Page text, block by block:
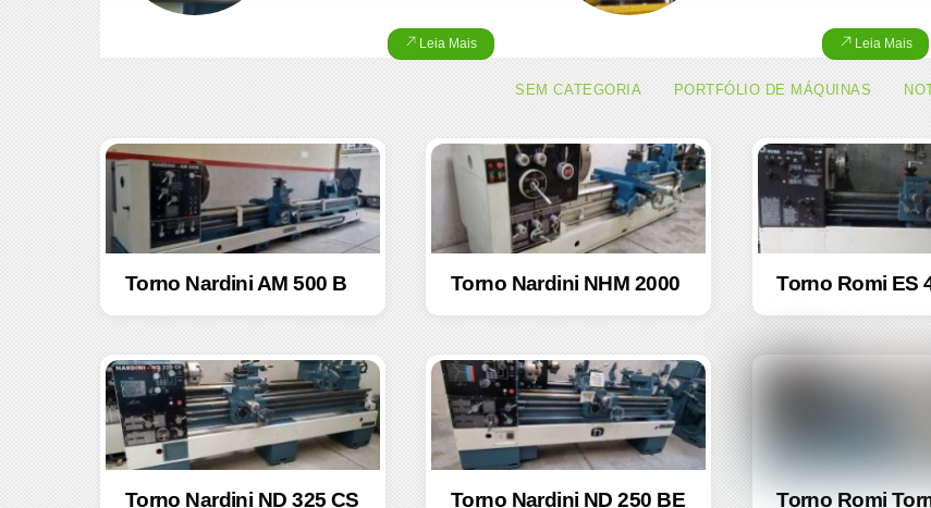
Leia Mais Leia Mais
SEM CATEGORIA PORTFÓLIO DE MÁQUINAS
Torno Nardini AM 500 B Torno Nardini NHM 2000 Torno Romi ES
Torno Nardini ND 325 CS Torno Nardini ND 250 BE Torno Romi